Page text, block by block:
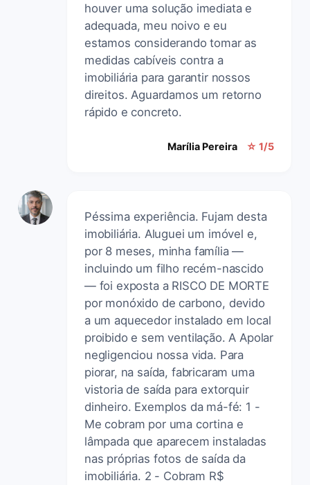
houver uma solução imediata e
adequada, meu noivo e eu
estamos considerando tomar as
medidas cabíveis contra a
imobiliária para garantir nossos
direitos. Aguardamos um retorno
rápido e concreto.
Marília Pereira ☆ 1/5
Péssima experiência. Fujam desta
imobiliária. Aluguei um imóvel e,
por 8 meses, minha família —
incluindo um filho recém-nascido
— foi exposta a RISCO DE MORTE
por monóxido de carbono, devido
a um aquecedor instalado em local
proibido e sem ventilação. A Apolar
negligenciou nossa vida. Para
piorar, na saída, fabricaram uma
vistoria de saída para extorquir
dinheiro. Exemplos da má-fé: 1 -
Me cobram por uma cortina e
lâmpada que aparecem instaladas
nas próprias fotos de saída da
imobiliária. 2 - Cobram R$